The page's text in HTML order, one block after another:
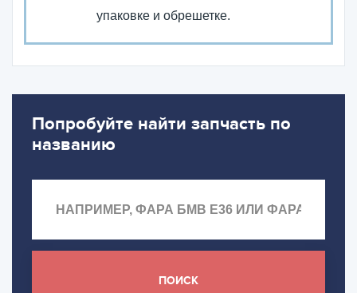
упаковке и обрешетке.
Попробуйте найти запчасть по
названию
ПОИСК